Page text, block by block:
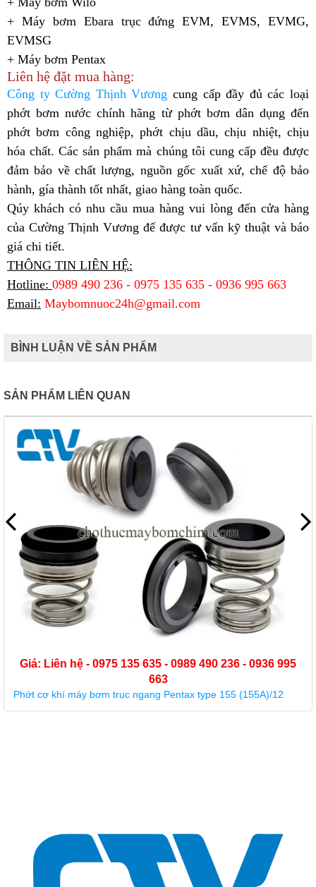
+ Máy bơm Ebara trục đứng EVM, EVMS, EVMG,
EVMSG
+ Máy bơm Pentax
Liên hệ đặt mua hàng:
Công ty Cường Thịnh Vương cung cấp đầy đủ các loại
phớt bơm nước chính hãng từ phớt bơm dân dụng đến
phớt bơm công nghiệp, phớt chịu dầu, chịu nhiệt, chịu
hóa chất. Các sản phẩm mà chúng tôi cung cấp đều được
đảm bảo về chất lượng, nguồn gốc xuất xứ, chế độ bảo
hành, gía thành tốt nhất, giao hàng toàn quốc.
Qúy khách có nhu cầu mua hàng vui lòng đến cửa hàng
củaCường Thịnh Vươngđể được tư vấn kỹ thuật và báo
giá chi tiết.
THÔNG TIN LIÊN HỆ:
Hotline: 0989 490 236 - 0975 135 635 - 0936 995 663
Email: Maybomnuoc24h@gmail.com
BÌNH LUẬN VỀ SẢN PHẨM
SẢN PHẨM LIÊN QUAN
Giá: Liên hệ - 0975 135 635 - 0989 490 236 - 0936 995
663
Phớt cơ khí máy bơm trục ngang Pentax type 155 (155A)/12